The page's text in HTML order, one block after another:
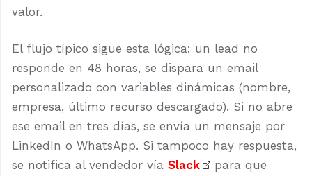
valor.
El flujo típico sigue esta lógica: un lead no
responde en 48 horas, se dispara un email
personalizado con variables dinámicas (nombre,
empresa, último recurso descargado). Si no abre
ese email en tres días, se envía un mensaje por
LinkedIn o WhatsApp. Si tampoco hay respuesta,
se notifica al vendedor vía Slack
para que